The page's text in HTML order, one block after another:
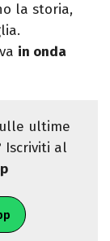
la storia,
va in onda
ultime
Iscriviti al